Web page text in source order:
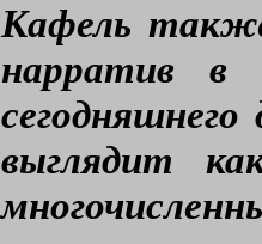
Кафель
нарратив в
выглядит